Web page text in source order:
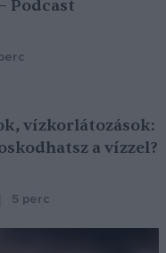
Podcast
vízkorlátozások:
a vízzel?
5 perc